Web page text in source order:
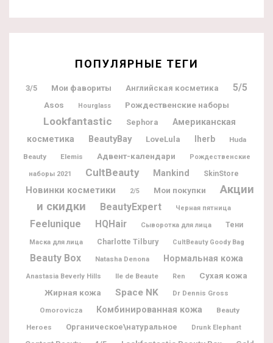
ПОПУЛЯРНЫЕ ТЕГИ
3/5 Мои фавориты Английская косметика 5/5
Asos Hourglass Рождественские наборы
Lookfantastic Sephora
Американская
косметика
BeautyBay LoveLula Iherb
Huda
Beauty
Elemis Адвент-календари Рождественские
наборы 2021 CultBeauty Mankind SkinStore
Новинки косметики 2/5 Мои покупки
Акции
и скидки
BeautyExpert Черная пятница
Feelunique HQHair Сыворотка для лица Тени
Маска для лица Charlotte Tilbury CultBeauty Goody Bag
Beauty Box Natasha Denona Нормальная кожа
Anastasia Beverly Hills Ile de Beaute Ren Сухая кожа
Жирная кожа Space NK
Dr Dennis Gross
Omorovicza
Комбинированная кожа
Beauty
Heroes
Органическое\натуральное Drunk Elephant